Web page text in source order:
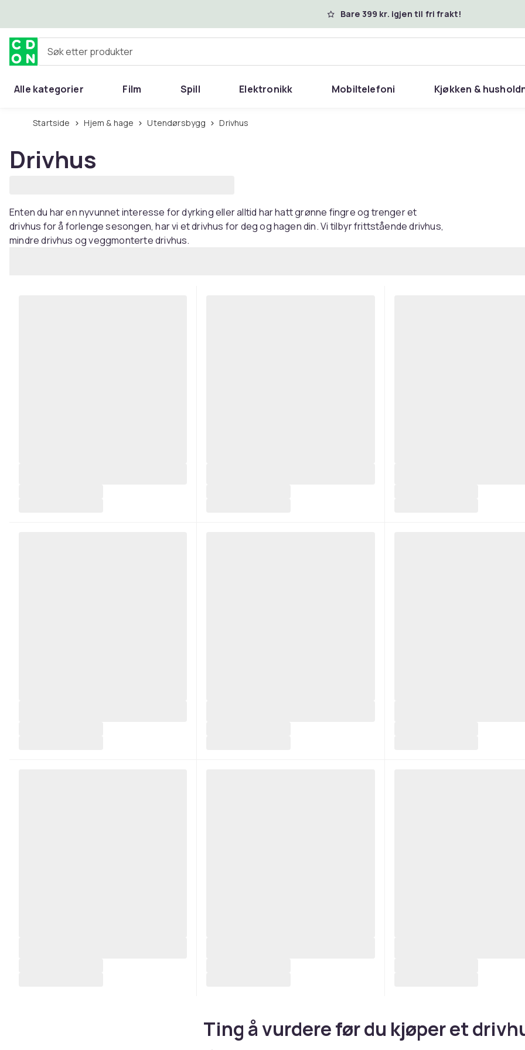
Bare 399 kr. igjen til fri frakt!
Søk etter produkter
Alle kategorier Film Spill Elektronikk Mobiltelefoni Kjøkken &
Startside Hjem & hage Utendørsbygg Drivhus
Drivhus
Enten du har en nyvunnet interesse for dyrking eller alltid har hatt grønne fingre og trenger et
drivhus for å forlenge sesongen, har vi et drivhus for deg og hagen din. Vi tilbyr frittstående drivhus,
mindre drivhus og veggmonterte drivhus.
Ting å vurdere før du kjøper et